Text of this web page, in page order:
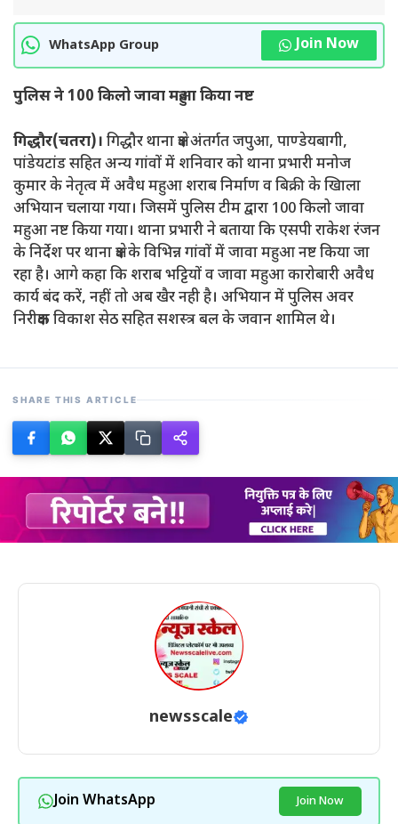
WhatsApp Group Join Now
पुलिस ने 100 किलो जावा महुआ किया नष्ट
गिद्धौर(चतरा)। गिद्धौर थाना क्षेत्र अंतर्गत जपुआ, पाण्डेयबागी,
पांडेयटांड सहित अन्य गांवों में शनिवार को थाना प्रभारी मनोज
कुमार के नेतृत्व में अवैध महुआ शराब निर्माण व बिक्री के खिाला
अभियान चलाया गया। जिसमें पुलिस टीम द्वारा 100 किलो जावा
महुआ नष्ट किया गया। थाना प्रभारी ने बताया कि एसपी राकेश रंजन
के निर्देश पर थाना क्षेत्र के विभिन्न गांवों में जावा महुआ नष्ट किया जा
रहा है। आगे कहा कि शराब भट्टियों व जावा महुआ कारोबारी अवैध
कार्य बंद करें, नहीं तो अब खैर नही है। अभियान में पुलिस अवर
निरीक्षक विकाश सेठ सहित सशस्त्र बल के जवान शामिल थे।
SHARE THIS ARTICLE
newsscale
Join WhatsApp Join Now